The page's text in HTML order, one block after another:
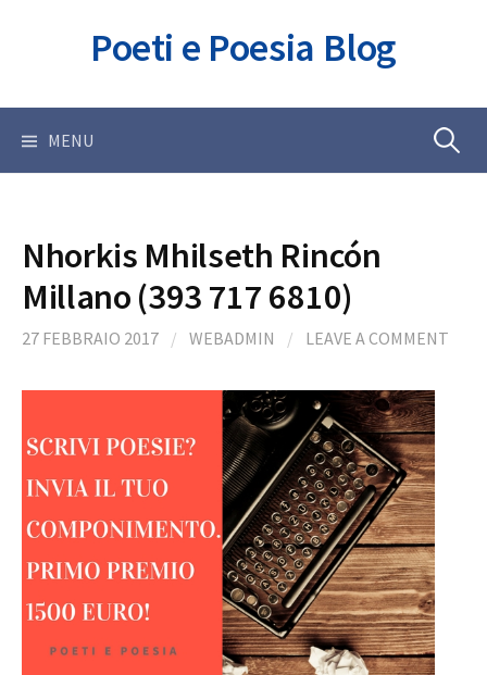
Poeti e Poesia Blog
MENU Ricerca
Nhorkis Mhilseth Rincón
Millano (393 717 6810)
27 FEBBRAIO 2017 / WEBADMIN / LEAVE A COMMENT